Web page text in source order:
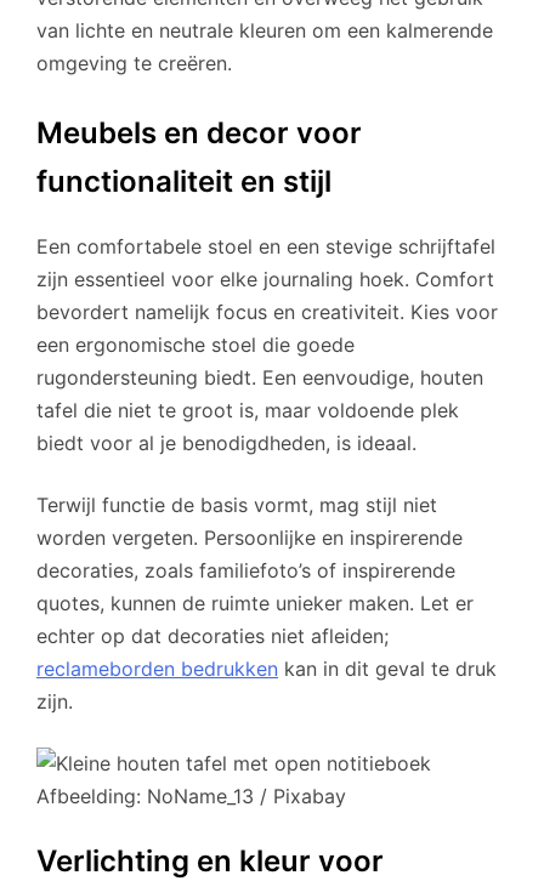
van lichte en neutrale kleuren om een kalmerende
omgeving te creëren.
Meubels en decor voor
functionaliteit en stijl
Een comfortabele stoel en een stevige schrijftafel
zijn essentieel voor elke journaling hoek. Comfort
bevordert namelijk focus en creativiteit. Kies voor
een ergonomische stoel die goede
rugondersteuning biedt. Een eenvoudige, houten
tafel die niet te groot is, maar voldoende plek
biedt voor al je benodigdheden, is ideaal.
Terwijl functie de basis vormt, mag stijl niet
worden vergeten. Persoonlijke en inspirerende
decoraties, zoals familiefoto’s of inspirerende
quotes, kunnen de ruimte unieker maken. Let er
echter op dat decoraties niet afleiden;
reclameborden bedrukken kan in dit geval te druk
zijn.
Afbeelding: NoName_13 / Pixabay
Verlichting en kleur voor